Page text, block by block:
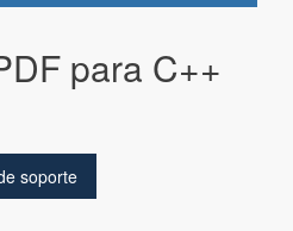
para C++
soporte